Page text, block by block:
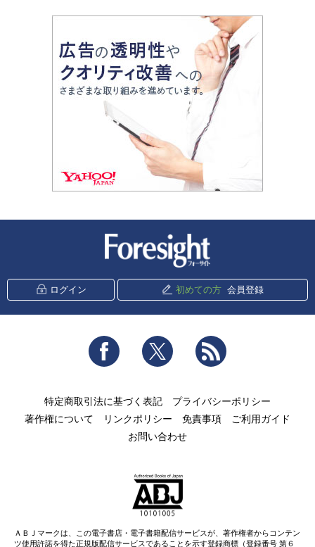
ログイン 初めての方 会員登録
Facebook Twitter
特定商取引法に基づく表記
プライバシーポリシー
著作権について
リンクポリシー 免責事項
ご利用ガイド
お問い合わせ
ＡＢＪマークは、この電子書店・電子書籍配信サービスが、著作権者からコンテン
ツ使用許諾を得た正規版配信サービスであることを示す登録商標（登録番号 第６